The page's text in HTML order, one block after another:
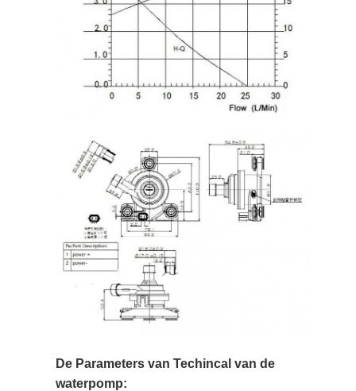
De Parameters van Techincal van de
waterpomp: